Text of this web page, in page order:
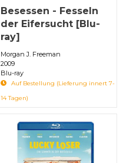
Besessen - Fesseln
der Eifersucht [Blu-
ray]
Morgan J. Freeman
2009
Blu-ray
Auf Bestellung (Lieferung innert 7-
14 Tagen)